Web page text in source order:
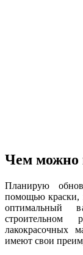
Чем можно
Планирую
помощью краски,
оптимальный
лакокрасочных
имеют свои